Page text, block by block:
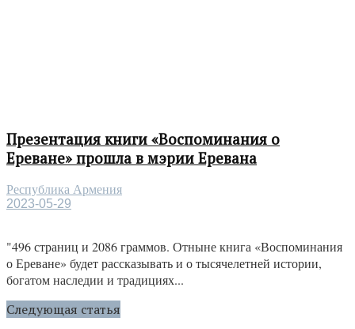
Презентация книги «Воспоминания о
Ереване» прошла в мэрии Еревана
Республика Армения
2023-05-29
"496 страниц и 2086 граммов. Отныне книга «Воспоминания
о Ереване» будет рассказывать и о тысячелетней истории,
богатом наследии и традициях...
Следующая статья